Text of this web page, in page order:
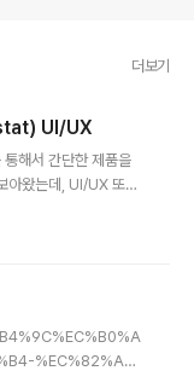
더보기
UI/UX
해서 간단한 제품을
아왔는데, UI/UX 또한
로 가서 읽으세요.
%EC%82%A